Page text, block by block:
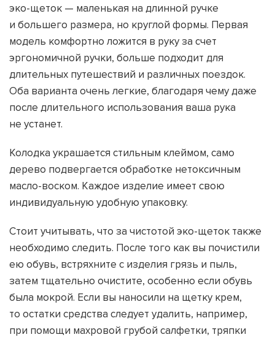
эко-щеток — маленькая на длинной ручке
и большего размера, но круглой формы. Первая
модель комфортно ложится в руку за счет
эргономичной ручки, больше подходит для
длительных путешествий и различных поездок.
Оба варианта очень легкие, благодаря чему даже
после длительного использования ваша рука
не устанет.
Колодка украшается стильным клеймом, само
дерево подвергается обработке нетоксичным
масло-воском. Каждое изделие имеет свою
индивидуальную удобную упаковку.
Стоит учитывать, что за чистотой эко-щеток также
необходимо следить. После того как вы почистили
ею обувь, встряхните с изделия грязь и пыль,
затем тщательно очистите, особенно если обувь
была мокрой. Если вы наносили на щетку крем,
то остатки средства следует удалить, например,
при помощи махровой грубой салфетки, тряпки